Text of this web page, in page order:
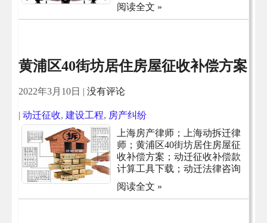
阅读全文 »
黄浦区40街坊居住房屋征收补偿方案
2022年3月10日 | 没有评论
| 动迁征收, 建设工程, 房产纠纷
上海房产律师；上海动拆迁律
师；黄浦区40街坊居住房屋征
收补偿方案；动迁征收补偿款
计算工具下载；动迁法律咨询
阅读全文 »